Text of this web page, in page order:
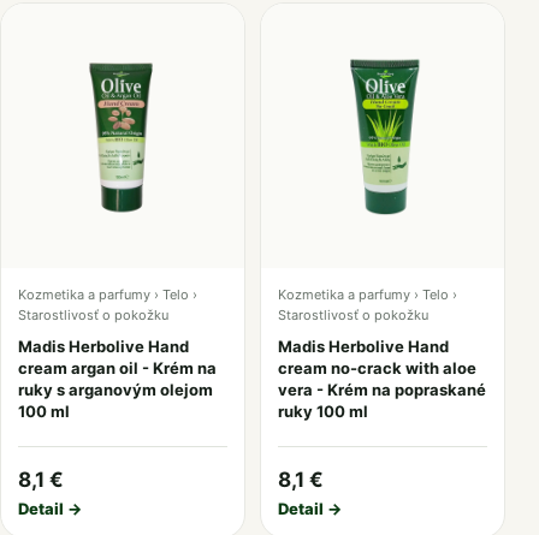
Kozmetika a parfumy › Telo ›
Starostlivosť o pokožku
Madis Herbolive Hand
cream argan oil - Krém na
ruky s arganovým olejom
100 ml
8,1 €
Detail →
Kozmetika a parfumy › Telo ›
Starostlivosť o pokožku
Madis Herbolive Hand
cream no-crack with aloe
vera - Krém na popraskané
ruky 100 ml
8,1 €
Detail →